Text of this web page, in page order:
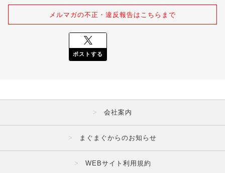
メルマガの不正・違反報告はこちらまで
ポストする
会社案内
まぐまぐからのお知らせ
WEBサイト利用規約